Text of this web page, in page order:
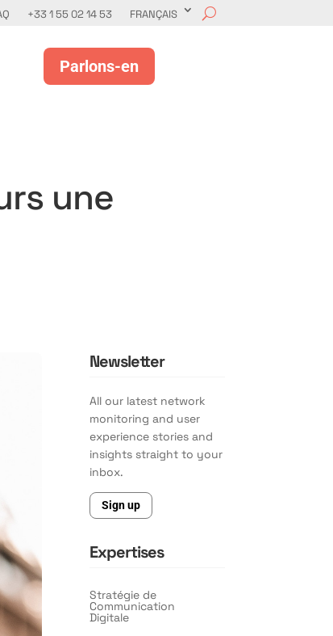
+33 1 55 02 14 53 FRANÇAIS
Parlons-en
une
Newsletter
All our latest network
monitoring and user
experience stories and
insights straight to your
inbox.
Sign up
Expertises
Stratégie de
Communication
Digitale